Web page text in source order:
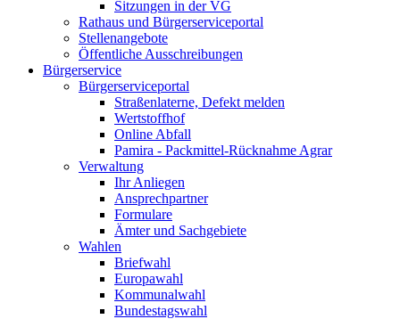
Sitzungen in der VG
Rathaus und Bürgerserviceportal
Stellenangebote
Öffentliche Ausschreibungen
Bürgerservice
Bürgerserviceportal
Straßenlaterne, Defekt melden
Wertstoffhof
Online Abfall
Pamira - Packmittel-Rücknahme Agrar
Verwaltung
Ihr Anliegen
Ansprechpartner
Formulare
Ämter und Sachgebiete
Wahlen
Briefwahl
Europawahl
Kommunalwahl
Bundestagswahl